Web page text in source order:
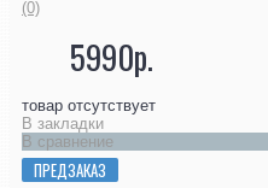
(0)
5990р.
товар отсутствует
В закладки
В сравнение
ПРЕДЗАКАЗ